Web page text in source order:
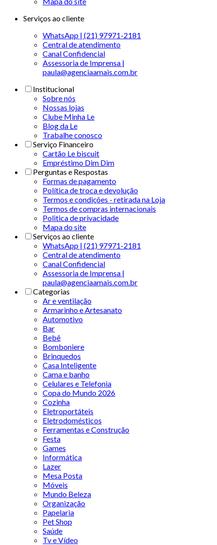
Serviços ao cliente
WhatsApp | (21) 97971-2181
Central de atendimento
Canal Confidencial
Assessoria de Imprensa |
paula@agenciaamais.com.br
Institucional
Sobre nós
Nossas lojas
Clube Minha Le
Blog da Le
Trabalhe conosco
Serviço Financeiro
Cartão Le biscuit
Empréstimo Dim Dim
Perguntas e Respostas
Formas de pagamento
Política de troca e devolução
Termos e condições - retirada na Loja
Termos de compras internacionais
Politica de privacidade
Mapa do site
Serviços ao cliente
WhatsApp | (21) 97971-2181
Central de atendimento
Canal Confidencial
Assessoria de Imprensa |
paula@agenciaamais.com.br
Categorias
Ar e ventilação
Armarinho e Artesanato
Automotivo
Bar
Bebê
Bomboniere
Brinquedos
Casa Inteligente
Cama e banho
Celulares e Telefonia
Copa do Mundo 2026
Cozinha
Eletroportáteis
Eletrodomésticos
Ferramentas e Construção
Festa
Games
Informática
Lazer
Mesa Posta
Móveis
Mundo Beleza
Organização
Papelaria
Pet Shop
Saúde
Tv e Vídeo